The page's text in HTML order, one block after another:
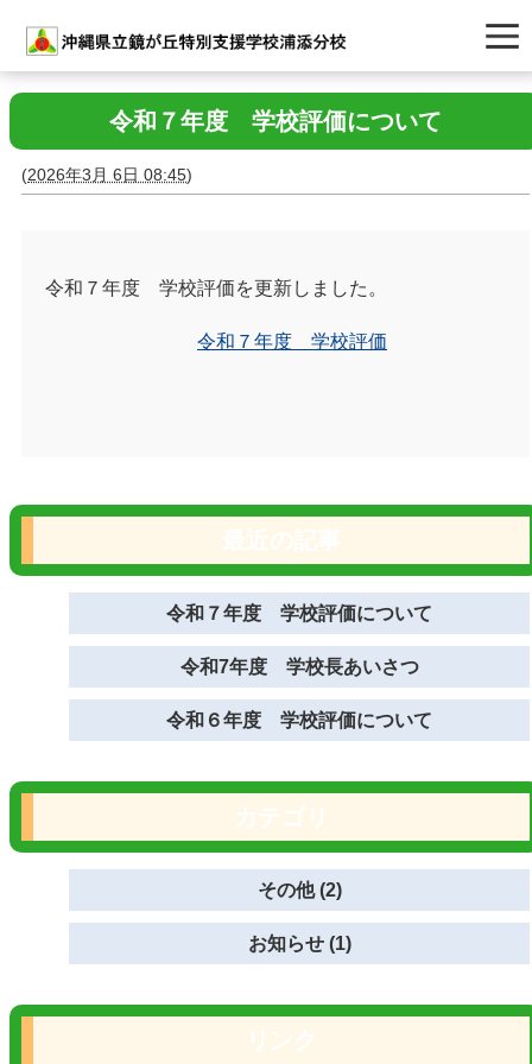
令和７年度 学校評価について
(2026年3月 6日 08:45)
令和７年度 学校評価を更新しました。
令和７年度 学校評価
令和７年度 学校評価について
令和7年度 学校長あいさつ
令和６年度 学校評価について
その他 (2)
お知らせ (1)